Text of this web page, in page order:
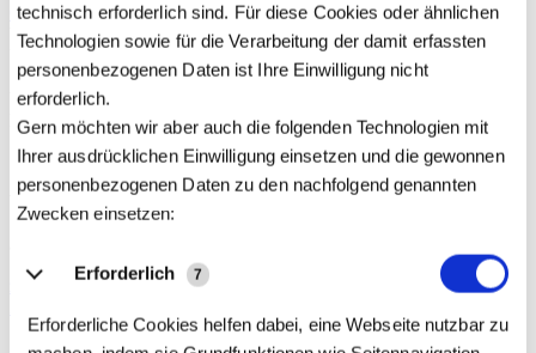
technisch erforderlich sind. Für diese Cookies oder ähnlichen
Technologien sowie für die Verarbeitung der damit erfassten
personenbezogenen Daten ist Ihre Einwilligung nicht
erforderlich.
Gern möchten wir aber auch die folgenden Technologien mit
Ihrer ausdrücklichen Einwilligung einsetzen und die gewonnen
personenbezogenen Daten zu den nachfolgend genannten
Zwecken einsetzen:
Erforderlich 7
Erforderliche Cookies helfen dabei, eine Webseite nutzbar zu
Oliver Lohmarist Steuerberater bei der dhpg. Schwerpunktmäßig
befasst er sich mit Fragen des Unternehmens- und
Umsatzsteuerrechts und hier insbesondere mit allen Fragen der
Steuergestaltung und des Steuerverfahrensrechts. Seine Mandanten
begleitet er auch bei der Durchsetzung ihrer Interessen vor den
Finanzbehörden und -gerichten.
Weitere Informationen und die Möglichkeit zur Anmeldung erhalten
Sie in unserem neuen Eventportal mit einem Klick auf "Jetzt
zum Kalender hinzufügen